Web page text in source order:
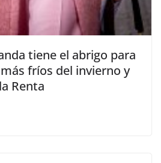
tiene el abrigo para
fríos del invierno y
Renta